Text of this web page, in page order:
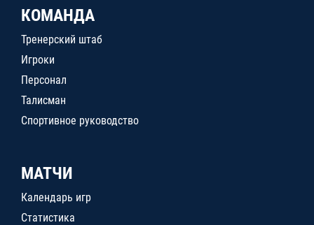
КОМАНДА
Тренерский штаб
Игроки
Персонал
Талисман
Спортивное руководство
МАТЧИ
Календарь игр
Статистика